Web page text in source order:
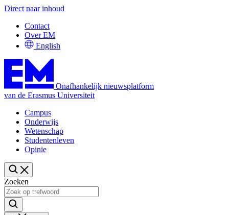
Direct naar inhoud
Contact
Over EM
English
Onafhankelijk nieuwsplatform
van de Erasmus Universiteit
Campus
Onderwijs
Wetenschap
Studentenleven
Opinie
Zoeken